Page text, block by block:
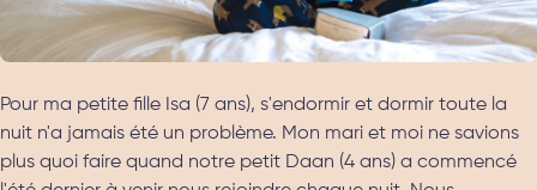
Pour ma petite fille Isa (7 ans), s'endormir et dormir toute la
nuit n'a jamais été un problème. Mon mari et moi ne savions
plus quoi faire quand notre petit Daan (4 ans) a commencé